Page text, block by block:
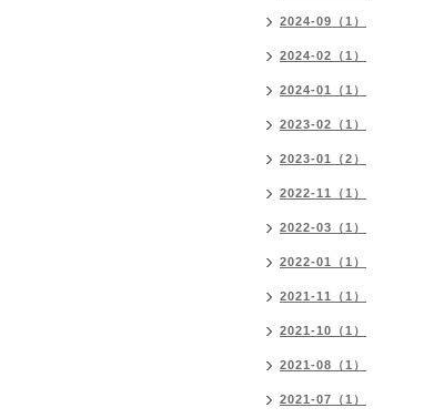
2024-09（1）
2024-02（1）
2024-01（1）
2023-02（1）
2023-01（2）
2022-11（1）
2022-03（1）
2022-01（1）
2021-11（1）
2021-10（1）
2021-08（1）
2021-07（1）